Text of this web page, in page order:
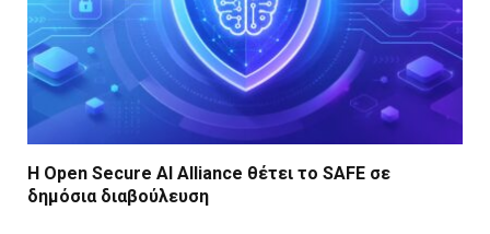
Η Open Secure AI Alliance θέτει το SAFE σε
δημόσια διαβούλευση